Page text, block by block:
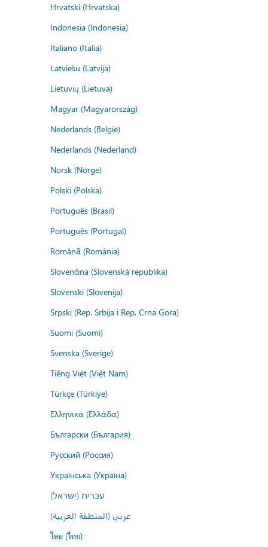
Hrvatski (Hrvatska)
Indonesia (Indonesia)
Italiano (Italia)
Latviešu (Latvija)
Lietuvių (Lietuva)
Magyar (Magyarország)
Nederlands (België)
Nederlands (Nederland)
Norsk (Norge)
Polski (Polska)
Português (Brasil)
Português (Portugal)
Română (România)
Slovenčina (Slovenská republika)
Slovenski (Slovenija)
Srpski (Rep. Srbija i Rep. Crna Gora)
Suomi (Suomi)
Svenska (Sverige)
Tiếng Việt (Việt Nam)
Türkçe (Türkiye)
Ελληνικά (Ελλάδα)
Български (България)
Русский (Россия)
Українська (Україна)
עברית (ישראל)
عربي (المنطقة العربية)
ไทย (ไทย)